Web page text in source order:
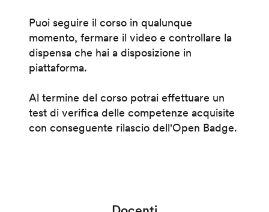
Puoi seguire il corso in qualunque
momento, fermare il video e controllare la
dispensa che hai a disposizione in
piattaforma.
Al termine del corso potrai effettuare un
test di verifica delle competenze acquisite
con conseguente rilascio dell'Open Badge.